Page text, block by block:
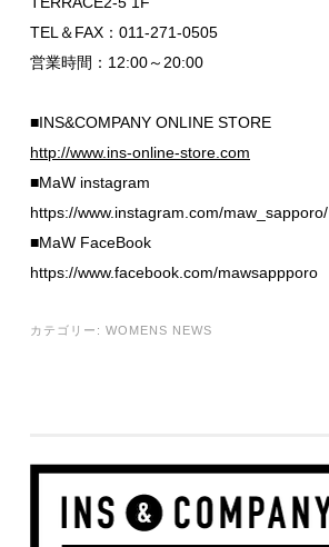
TEL＆FAX：011-271-0505
営業時間：12:00～20:00
■INS&COMPANY ONLINE STORE
http://www.ins-online-store.com
■MaW instagram
https://www.instagram.com/maw_sapporo/
■MaW FaceBook
https://www.facebook.com/mawsappporo
カテゴリー: WOMENS NEWS